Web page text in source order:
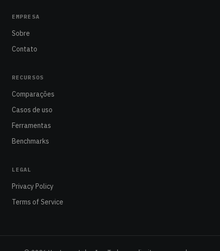
EMPRESA
Sobre
Contato
RECURSOS
Comparações
Casos de uso
Ferramentas
Benchmarks
LEGAL
Privacy Policy
Terms of Service